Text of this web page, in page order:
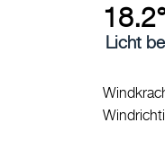
Licht